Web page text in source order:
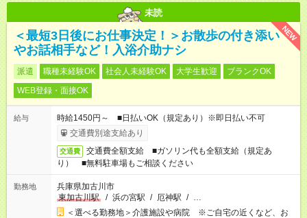
未読
NEW
＜最短3日後にお仕事決定！＞お散歩の付き添い
やお話相手など！入浴介助ナシ
派遣 職種未経験OK 社会人未経験OK 大学生歓迎
ブランクOK
WEB登録・面接OK
給与
時給1450円～ ■日払いOK（規定あり）※即日払い不可
交通費別途支給あり
交通費
交通費全額支給 ■ガソリン代も全額支給（規定あ
り） ■無料駐車場もご相談ください
勤務地
兵庫県加古川市
東加古川駅
/ 浜の宮駅 / 厄神駅 / …
＜選べる勤務地＞介護施設や病院 ※ご自宅の近くなど、お